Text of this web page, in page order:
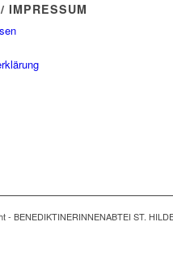
IMPRESSUM
- BENEDIKTINERINNENABTEI ST.